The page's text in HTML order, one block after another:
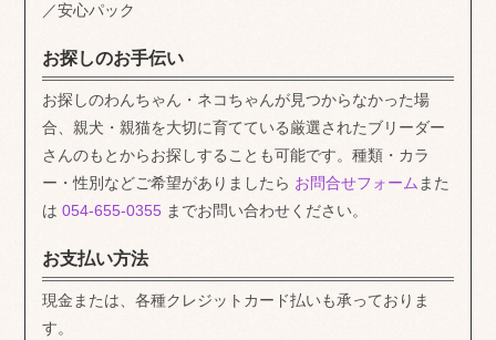
／安心パック
お探しのお手伝い
お探しのわんちゃん・ネコちゃんが見つからなかった場
合、親犬・親猫を大切に育てている厳選されたブリーダー
さんのもとからお探しすることも可能です。種類・カラ
ー・性別などご希望がありましたら お問合せフォーム また
は054-655-0355 までお問い合わせください。
お支払い方法
現金または、各種クレジットカード払いも承っておりま
す。